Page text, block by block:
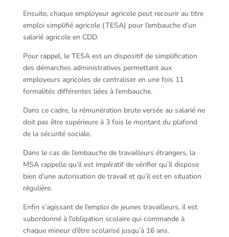
Ensuite, chaque employeur agricole peut recourir au titre
emploi simplifié agricole (TESA) pour l’embauche d’un
salarié agricole en CDD.
Pour rappel, le TESA est un dispositif de simplification
des démarches administratives permettant aux
employeurs agricoles de centraliser en une fois 11
formalités différentes liées à l’embauche.
Dans ce cadre, la rémunération brute versée au salarié ne
doit pas être supérieure à 3 fois le montant du plafond
de la sécurité sociale.
Dans le cas de l’embauche de travailleurs étrangers, la
MSA rappelle qu’il est impératif de vérifier qu’il dispose
bien d’une autorisation de travail et qu’il est en situation
régulière.
Enfin s’agissant de l’emploi de jeunes travailleurs, il est
subordonné à l’obligation scolaire qui commande à
chaque mineur d’être scolarisé jusqu’à 16 ans.